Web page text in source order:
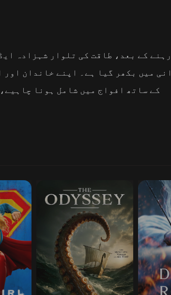
رہنے کے بعد، طاقت کی تلوار شہزادہ
میں بکھر گیا ہے۔ اپنے خاندان
کے ساتھ افواج میں شامل ہونا